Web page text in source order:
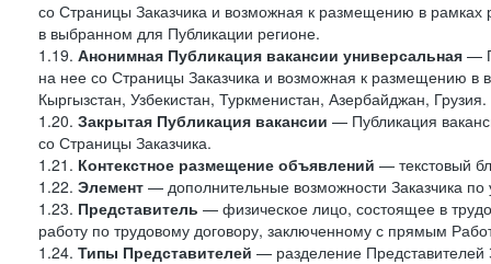
со Страницы Заказчика и возможная к размещению в рамках
в выбранном для Публикации регионе.
1.19. Анонимная Публикация вакансии универсальная —
на нее со Страницы Заказчика и возможная к размещению в
Кыргызстан, Узбекистан, Туркменистан, Азербайджан, Грузия.
1.20. Закрытая Публикация вакансии — Публикация
со Страницы Заказчика.
1.21. Контекстное размещение объявлений — текстовый
1.22. Элемент — дополнительные возможности Заказчика
1.23. Представитель — физическое лицо, состоящее в
работу по трудовому договору, заключенному с прямым
1.24. Типы Представителей — разделение Представителей